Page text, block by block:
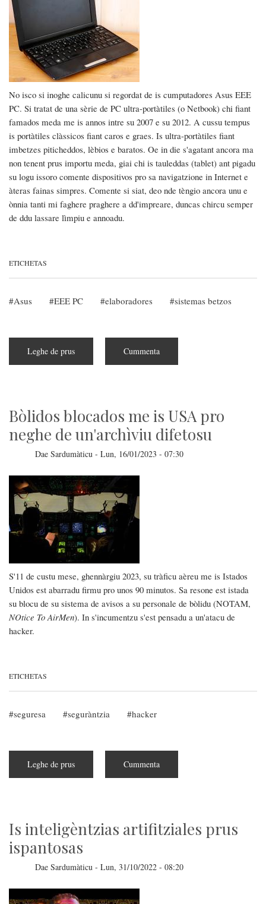
No isco si inoghe calicunu si regordat de is cumputadores Asus EEE
PC. Si tratat de una sèrie de PC ultra-portàtiles (o Netbook) chi fiant
famados meda me is annos intre su 2007 e su 2012. A cussu tempus
is portàtiles clàssicos fiant caros e graes. Is ultra-portàtiles fiant
imbetzes piticheddos, lèbios e baratos. Oe in die s'agatant ancora ma
non tenent prus importu meda, giai chi is tauleddas (tablet) ant pigadu
su logu issoro comente dispositivos pro sa navigatzione in Internet e
àteras fainas simpres. Comente si siat, deo nde tèngio ancora unu e
ònnia tanti mi faghere praghere a dd'impreare, duncas chircu semper
de ddu lassare lìmpiu e annoadu.
ETICHETAS
Asus EEE PC elaboradores sistemas betzos
Leghe de prus
vida
PC
Cummenta
Bòlidos blocados me is USA pro
neghe de un'archìviu difetosu
Dae Sardumàticu - Lun, 16/01/2023 - 07:30
S'11 de custu mese, ghennàrgiu 2023, su tràficu aèreu me is Istados
Unidos est abarradu firmu pro unos 90 minutos. Sa resone est istada
su blocu de su sistema de avisos a su personale de bòlidu (NOTAM,
NOtice To AirMen). In s'incumentzu s'est pensadu a un'atacu de
hacker.
ETICHETAS
seguresa seguràntzia hacker
Leghe de prus
blocados
neghe
de
un'archìviu
difetosu
Cummenta
Is inteligèntzias artifitziales prus
ispantosas
Dae Sardumàticu - Lun, 31/10/2022 - 08:20